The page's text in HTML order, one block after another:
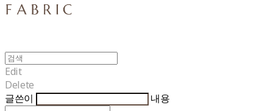
Edit
Delete
글쓴이
내용